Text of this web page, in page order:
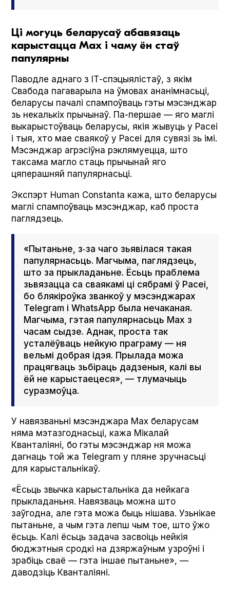
Ці могуць беларусаў абавязаць
карыстацца Мах і чаму ён стаў
папулярны
Паводле аднаго з ІТ-спэцыялістаў, з якім
Свабода пагаварыла на ўмовах ананімнасьці,
беларусы пачалі спампоўваць гэты мэсэнджар
зь некалькіх прычынаў. Па-першае — яго маглі
выкарыстоўваць беларусы, якія жывуць у Расеі
і тыя, хто мае сваякоў у Расеі для сувязі зь імі.
Мэсэнджар агрэсіўна рэклямуецца, што
таксама магло стаць прычынай яго
цяперашняй папулярнасьці.
Экспэрт Human Con­stan­ta кажа, што беларусы
маглі спампоўваць мэсэнджар, каб проста
паглядзець.
«Пытаньне, з‑за чаго зьявілася такая
папулярнасьць. Магчыма, паглядзець,
што за прыкладаньне. Ёсьць праблема
зьвязацца са сваякамі ці сябрамі ў Расеі,
бо блякіроўка званкоў у мэсэнджарах
Telegram і What­sApp была нечаканая.
Магчыма, гэтая папулярнасьць Мах з
часам сыдзе. Аднак, проста так
усталёўваць нейкую праграму — ня
вельмі добрая ідэя. Прылада можа
працягваць зьбіраць дадзеныя, калі вы
ёй не карыстаецеся», — тлумачыць
суразмоўца.
У навязваньні мэсэнджара Мах беларусам
няма мэтазгоднасьці, кажа Мікалай
Кванталіяні, бо гэты мэсэнджар ня можа
дагнаць той жа Telegram у пляне зручнасьці
для карыстальнікаў.
«Ёсьць звычка карыстальніка да нейкага
прыкладаньня. Навязваць можна што
заўгодна, але гэта можа быць нішава. Узьнікае
пытаньне, а чым гэта лепш чым тое, што ўжо
ёсьць. Калі ёсьць задача засвоіць нейкія
бюджэтныя сродкі на дзяржаўным узроўні і
зрабіць сваё — гэта іншае пытаньне», —
даводзіць Кванталіяні.